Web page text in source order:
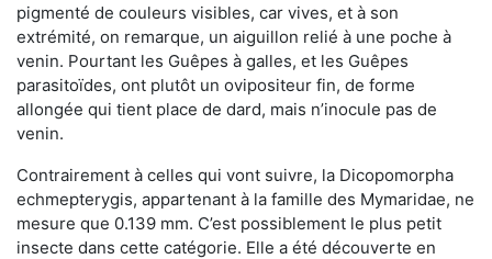
pigmenté de couleurs visibles, car vives, et à son
extrémité, on remarque, un aiguillon relié à une poche à
venin. Pourtant les Guêpes à galles, et les Guêpes
parasitoïdes, ont plutôt un ovipositeur fin, de forme
allongée qui tient place de dard, mais n’inocule pas de
venin.
Contrairement à celles qui vont suivre, la Dicopomorpha
echmepterygis, appartenant à la famille des Mymaridae, ne
mesure que 0.139 mm. C’est possiblement le plus petit
insecte dans cette catégorie. Elle a été découverte en